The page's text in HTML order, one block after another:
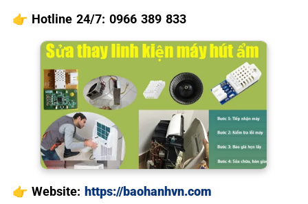
👉 Hotline 24/7: 0966 389 833
👉 Website: https://baohanhvn.com